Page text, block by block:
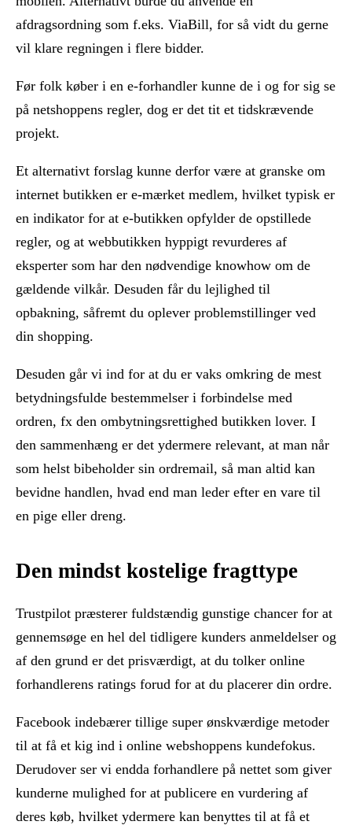
afdragsordning som f.eks. ViaBill, for så vidt du gerne
vil klare regningen i flere bidder.
Før folk køber i en e-forhandler kunne de i og for sig se
på netshoppens regler, dog er det tit et tidskrævende
projekt.
Et alternativt forslag kunne derfor være at granske om
internet butikken er e-mærket medlem, hvilket typisk er
en indikator for at e-butikken opfylder de opstillede
regler, og at webbutikken hyppigt revurderes af
eksperter som har den nødvendige knowhow om de
gældende vilkår. Desuden får du lejlighed til
opbakning, såfremt du oplever problemstillinger ved
din shopping.
Desuden går vi ind for at du er vaks omkring de mest
betydningsfulde bestemmelser i forbindelse med
ordren, fx den ombytningsrettighed butikken lover. I
den sammenhæng er det ydermere relevant, at man når
som helst bibeholder sin ordremail, så man altid kan
bevidne handlen, hvad end man leder efter en vare til
en pige eller dreng.
Den mindst kostelige fragttype
Trustpilot præsterer fuldstændig gunstige chancer for at
gennemsøge en hel del tidligere kunders anmeldelser og
af den grund er det prisværdigt, at du tolker online
forhandlerens ratings forud for at du placerer din ordre.
Facebook indebærer tillige super ønskværdige metoder
til at få et kig ind i online webshoppens kundefokus.
Derudover ser vi endda forhandlere på nettet som giver
kunderne mulighed for at publicere en vurdering af
deres køb, hvilket ydermere kan benyttes til at få et